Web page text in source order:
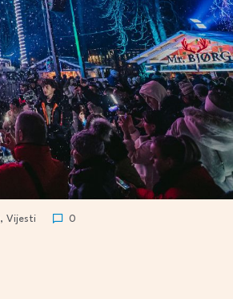
, Vijesti 0